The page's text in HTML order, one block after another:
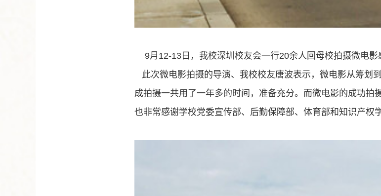
9月 12-13 日，我校深圳校友会一行20余人回母校拍摄微电影
此次微电影拍摄的导演、我校校友唐波表示，微电影从筹划
成拍摄一共用了一年多的时间，准备充分。而微电影的成功拍
也非常感谢学校党委宣传部、后勤保障部、体育部和知识产权